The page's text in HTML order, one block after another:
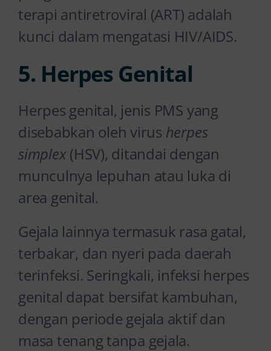
terapi antiretroviral (ART) adalah
kunci dalam mengatasi HIV/AIDS.
5. Herpes Genital
Herpes genital, jenis PMS yang
disebabkan oleh virus herpes
simplex(HSV), ditandai dengan
munculnya lepuhan atau luka di
area genital.
Gejala lainnya termasuk rasa gatal,
terbakar, dan nyeri pada daerah
terinfeksi. Seringkali, infeksi herpes
genital dapat bersifat kambuhan,
dengan periode gejala aktif dan
masa tenang tanpa gejala.